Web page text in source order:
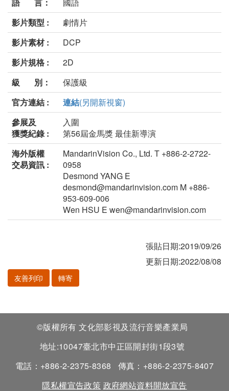
語 言：
國語
影片類型 :
劇情片
影片素材 :
DCP
影片規格 :
2D
級 別：
保護級
官方連結 :
連結(另開新視窗)
參展及
獲獎紀錄 :
入圍
第56屆金馬獎 最佳新導演
海外版權
交易資訊 :
MandarinVision Co., Ltd. T +886-2-2722-
0958
Desmond YANG E
desmond@mandarinvision.com M +886-
953-609-006
Wen HSU E wen@mandarinvision.com
張貼日期:2019/09/26
更新日期:2022/08/08
友善列印 轉寄
©版權所有 文化部影視及流行音樂產業局
地址:10047臺北市中正區開封街1段3號
電話：+886-2-2375-8368
傳真：+886-2-2375-8407
隱私權宣告政策 政府網站資料開放宣告